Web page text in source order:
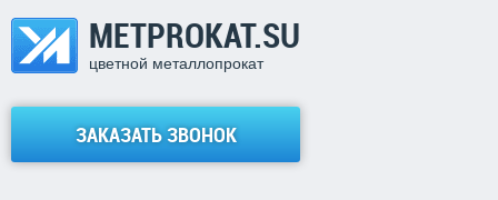
METPROKAT.SU
цветной металлопрокат
ЗАКАЗАТЬ ЗВОНОК